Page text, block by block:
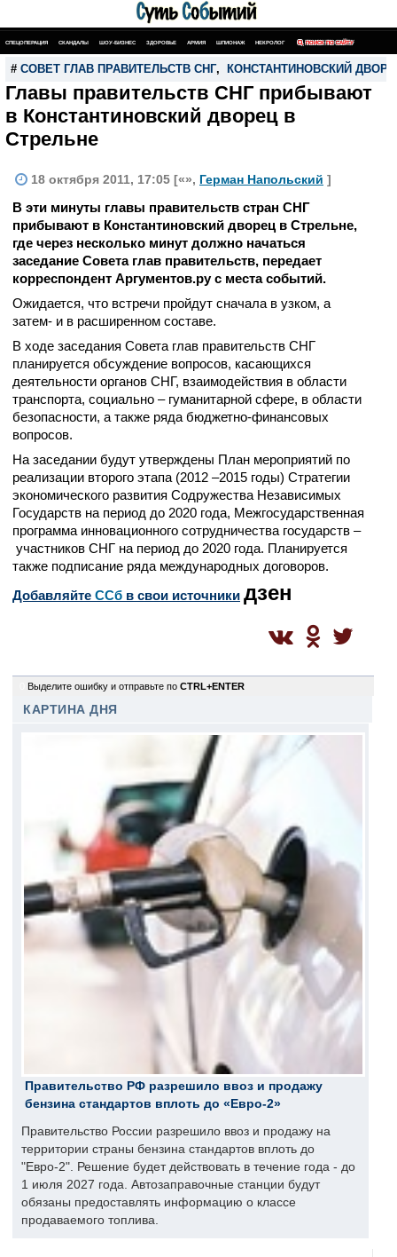
СПЕЦОПЕРАЦИЯ СКАНДАЛЫ ШОУ-БИЗНЕС ЗДОРОВЬЕ АРМИЯ ШПИОНАЖ НЕКРОЛОГ ПОИСК ПО САЙТУ
# СОВЕТ ГЛАВ ПРАВИТЕЛЬСТВ СНГ, КОНСТАНТИНОВСКИЙ
Главы правительств СНГ прибывают
в Константиновский дворец в
Стрельне
18 октября 2011, 17:05 [«», Герман Напольский ]
В эти минуты главы правительств стран СНГ
прибывают в Константиновский дворец в Стрельне,
где через несколько минут должно начаться
заседание Совета глав правительств, передает
корреспондент Аргументов.ру с места событий.
Ожидается, что встречи пройдут сначала в узком, а
затем- и в расширенном составе.
В ходе заседания Совета глав правительств СНГ
планируется обсуждение вопросов, касающихся
деятельности органов СНГ, взаимодействия в области
транспорта, социально – гуманитарной сфере, в области
безопасности, а также ряда бюджетно-финансовых
вопросов.
На заседании будут утверждены План мероприятий по
реализации второго этапа (2012 –2015 годы) Стратегии
экономического развития Содружества Независимых
Государств на период до 2020 года, Межгосударственная
программа инновационного сотрудничества государств –
участников СНГ на период до 2020 года. Планируется
также подписание ряда международных договоров.
Добавляйте CСб в свои источники дзен
Выделите ошибку и отправьте по CTRL+ENTER
КАРТИНА ДНЯ
Правительство РФ разрешило ввоз и продажу
бензина стандартов вплоть до «Евро-2»
Правительство России разрешило ввоз и продажу на
территории страны бензина стандартов вплоть до
"Евро-2". Решение будет действовать в течение года - до
1 июля 2027 года. Автозаправочные станции будут
обязаны предоставлять информацию о классе
продаваемого топлива.